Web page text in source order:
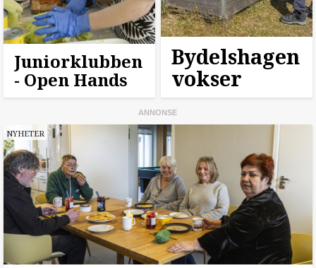
Juniorklubben
- Open Hands
Bydelshagen
vokser
NYHETER